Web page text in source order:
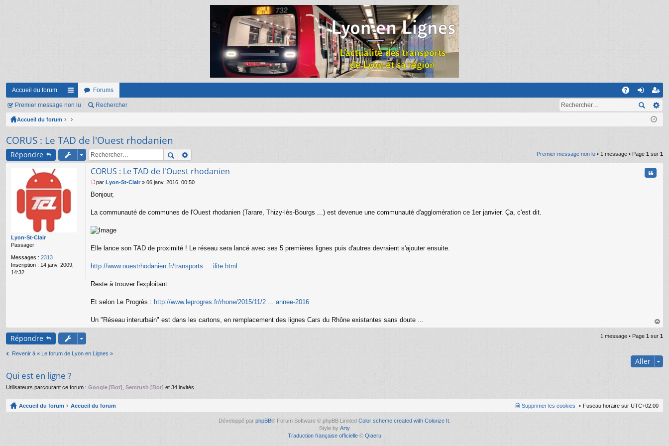
Accueil du forum
ac
co
ci
s
Forums
on ns
cri
Premier message non lu Rechercher
Accueil du forum
CORUS : Le TAD de l'Ouest rhodanien
Répondre Premier message non lu • 1 message • Page 1 sur 1
Lyon-St-Clair
Passager
Messages : 2313
Inscription : 14 janv. 2009,
14:32
CORUS : Le TAD de l'Ouest rhodanien
e
s
g
e
o
u
par Lyon-St-Clair » 06 janv. 2016, 00:50
Bonjour,
La communauté de communes de l'Ouest rhodanien (Tarare, Thizy-lès-Bourgs ...) est devenue une communauté d'agglomération ce 1er janvier. Ça, c'est dit.
Elle lance son TAD de proximité ! Le réseau sera lancé avec ses 5 premières lignes puis d'autres devraient s'ajouter ensuite.
http://www.ouestrhodanien.fr/transports ... ilite.html
Reste à trouver l'exploitant.
Et selon Le Progrès : http://www.leprogres.fr/rhone/2015/11/2 ... annee-2016
Un "Réseau interurbain" est dans les cartons, en remplacement des lignes Cars du Rhône existantes sans doute ...
au
t
Répondre 1 message • Page 1 sur 1
Revenir à « Le forum de Lyon en Lignes »
Aller
Qui est en ligne ?
Utilisateurs parcourant ce forum : Google [Bot] Semrush [Bot] et 34 invités
Accueil du forum Accueil du forum Fuseau horaire sur UTC+02:00
Supprimer les cookies
Développé par phpBB® Forum Software © phpBB Limited Color scheme created with Colorize It
Style by Arty
Traduction française officielle © Qiaeru